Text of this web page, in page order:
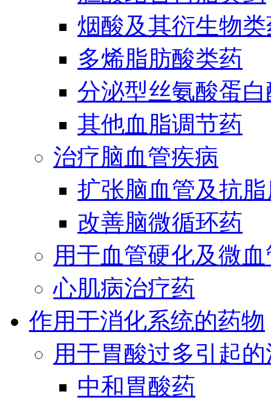
烟酸及其衍生物
多烯脂肪酸类药
分泌型丝氨酸蛋
其他血脂调节药
治疗脑血管疾病
扩张脑血管及抗
改善脑微循环药
用于血管硬化及微
心肌病治疗药
作用于消化系统的药物
用于胃酸过多引起
中和胃酸药